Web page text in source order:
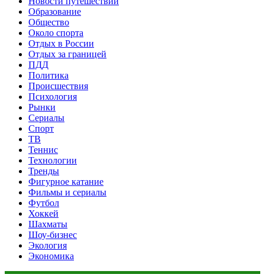
Образование
Общество
Около спорта
Отдых в России
Отдых за границей
ПДД
Политика
Происшествия
Психология
Рынки
Сериалы
Спорт
ТВ
Теннис
Технологии
Тренды
Фигурное катание
Фильмы и сериалы
Футбол
Хоккей
Шахматы
Шоу-бизнес
Экология
Экономика